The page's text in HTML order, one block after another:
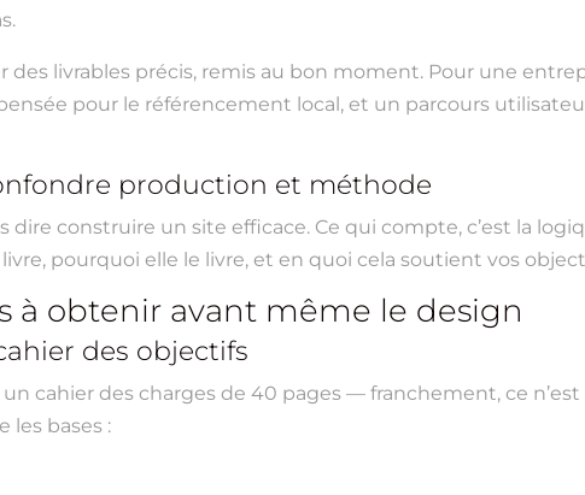
des livrables précis, remis au bon moment. Pour une
pour le référencement local, et un parcours
production et méthode
construire un site efficace. Ce qui compte, c’est la
pourquoi elle le livre, et en quoi cela soutient vos
à obtenir avant même le design
des objectifs
cahier des charges de 40 pages — franchement, ce
les bases :